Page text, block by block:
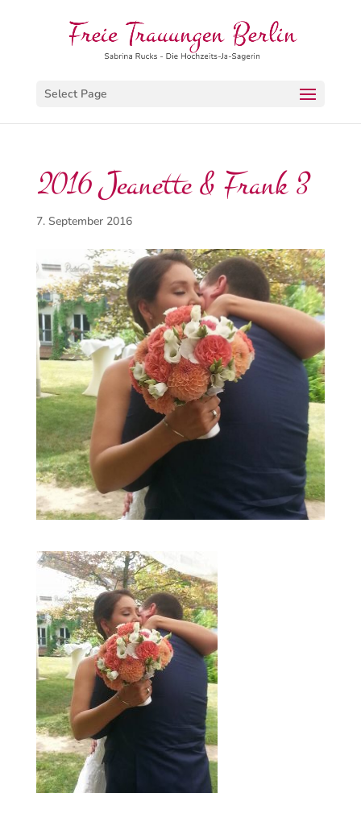
Select Page
2016 Jeanette & Frank 3
7. September 2016